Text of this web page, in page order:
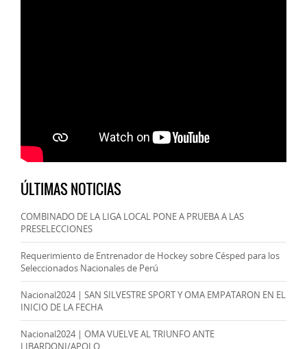
ÚLTIMAS NOTICIAS
COMBINADO DE LA LIGA LOCAL PONE A PRUEBA A LAS
PRESELECCIONES
Requerimiento de Entrenador de Hockey sobre Césped para los
Seleccionados Nacionales de Perú
Nacional2024 | SAN SILVESTRE SPORT Y OMA EMPATARON EN EL
INICIO DE LA FECHA
Nacional2024 | OMA VUELVE AL TRIUNFO ANTE
LIBARDONI/APOLO